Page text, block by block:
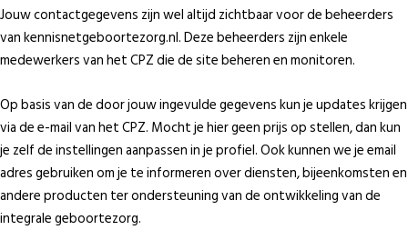
Jouw contactgegevens zijn wel altijd zichtbaar voor de beheerders
van kennisnetgeboortezorg.nl. Deze beheerders zijn enkele
medewerkers van het CPZ die de site beheren en monitoren.
Op basis van de door jouw ingevulde gegevens kun je updates krijgen
via de e-mail van het CPZ. Mocht je hier geen prijs op stellen, dan kun
je zelf de instellingen aanpassen in je profiel. Ook kunnen we je email
adres gebruiken om je te informeren over diensten, bijeenkomsten en
andere producten ter ondersteuning van de ontwikkeling van de
integrale geboortezorg.